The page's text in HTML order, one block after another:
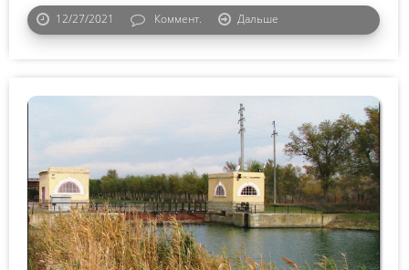
12/27/2021 Коммент. Дальше